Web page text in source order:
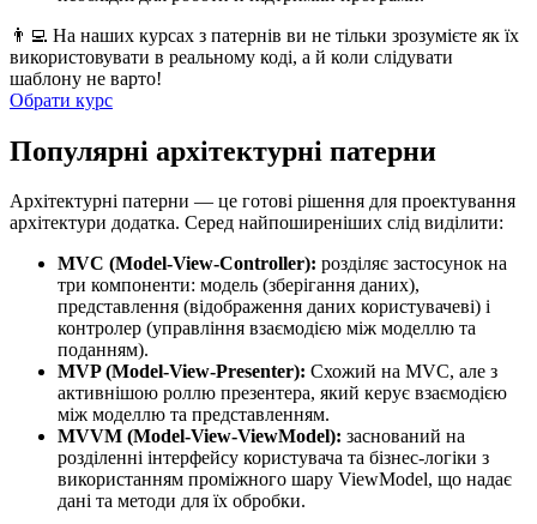
👨‍💻 На наших курсах з патернів ви не тільки зрозумієте як їх
використовувати в реальному коді, а й коли слідувати
шаблону не варто!
Обрати курс
Популярні архітектурні патерни
Архітектурні патерни — це готові рішення для проектування
архітектури додатка. Серед найпоширеніших слід виділити:
MVC (Model-View-Controller): розділяє застосунок на
три компоненти: модель (зберігання даних),
представлення (відображення даних користувачеві) і
контролер (управління взаємодією між моделлю та
поданням).
MVP (Model-View-Presenter): Схожий на MVC, але з
активнішою роллю презентера, який керує взаємодією
між моделлю та представленням.
MVVM (Model-View-ViewModel): заснований на
розділенні інтерфейсу користувача та бізнес-логіки з
використанням проміжного шару ViewModel, що надає
дані та методи для їх обробки.